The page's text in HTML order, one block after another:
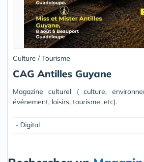
Culture / Tourisme
CAG Antilles Guyane
Magazine culturel ( culture,
événement, loisirs, tourisme, etc).
- Digital